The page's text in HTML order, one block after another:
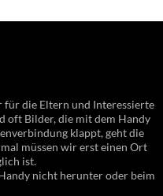
die Eltern und Interessierte
oft Bilder, die mit dem Handy
klappt, geht die
müssen wir erst einen Ort
ist.
nicht herunter oder beim